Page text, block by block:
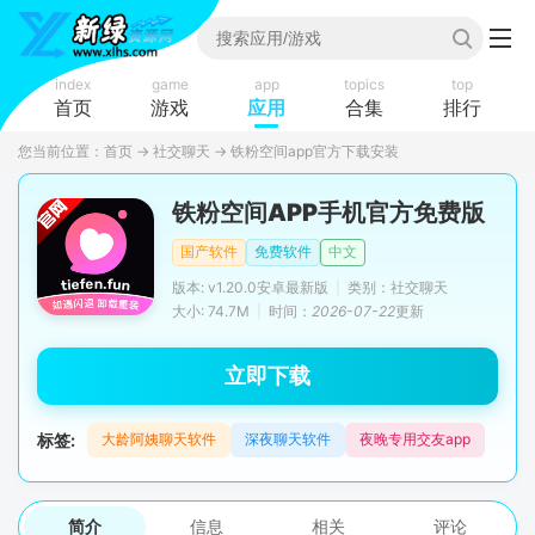
index
首页
game
游戏
app
应用
topics
合集
top
排行
您当前位置： 首页 → 社交聊天 → 铁粉空间app官方下载安装
铁粉空间APP手机官方免费版
国产软件 免费软件
中文
版本: v1.20.0安卓最新版
类别：社交聊天
大小: 74.7M
时间： 2026-07-22更新
立即下载
标签: 大龄阿姨聊天软件 深夜聊天软件 夜晚专用交友app
简介 信息 相关 评论